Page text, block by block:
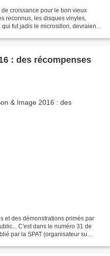
croissance pour le bon vieux
reconnus, les disques vinyles,
fut jadis le microsillon, devraient
: des récompenses
et des démonstrations primés par
C'est dans le numéro 31 de
par la SPAT (organisateur su